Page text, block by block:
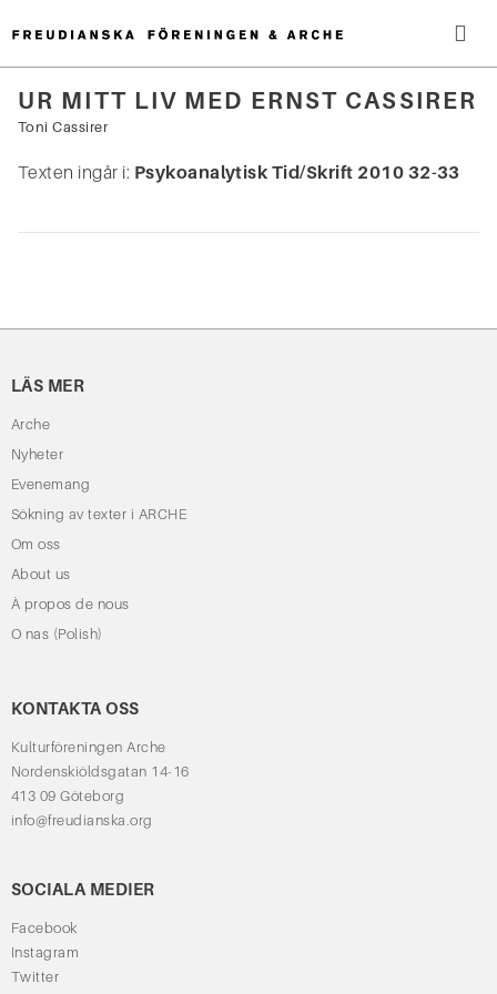
till
innehåll
Sök
UR MITT LIV MED ERNST CASSIRER
Toni Cassirer
Texten ingår i: Psykoanalytisk Tid/Skrift 2010 32-33
LÄS MER
Arche
Nyheter
Evenemang
Sökning av texter i ARCHE
Om oss
About us
À propos de nous
O nas (Polish)
KONTAKTA OSS
Kulturföreningen Arche
Nordenskiöldsgatan 14-16
413 09 Göteborg
info@freudianska.org
SOCIALA MEDIER
Facebook
Instagram
Twitter